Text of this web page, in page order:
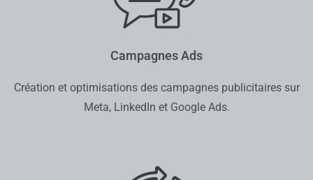
Campagnes Ads
Création et optimisations des campagnes publicitaires sur
Meta, LinkedIn et Google Ads.